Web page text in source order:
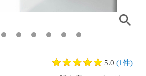
5.0 (1件)